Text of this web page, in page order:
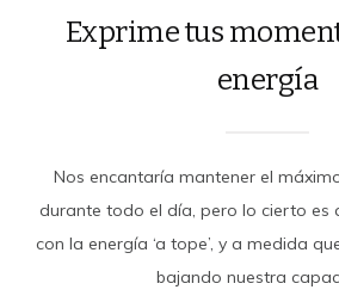
Exprime tus
energía
Nos encantaría mantener el
durante todo el día, pero lo cierto es
con la energía ‘a tope’, y a medida
bajando nuestra